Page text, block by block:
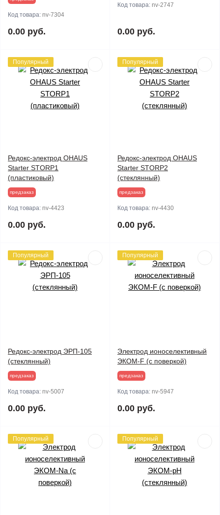
Код товара: nv-7304
0.00 руб.
Код товара: nv-2747
0.00 руб.
Популярный
Редокс-электрод OHAUS
Starter STORP1
(пластиковый)
предзаказ
Код товара: nv-4423
0.00 руб.
Популярный
Редокс-электрод OHAUS
Starter STORP2
(стеклянный)
предзаказ
Код товара: nv-4430
0.00 руб.
Популярный
Редокс-электрод ЭРП-105
(стеклянный)
предзаказ
Код товара: nv-5007
0.00 руб.
Популярный
Электрод ионоселективный
ЭКОМ-F (с поверкой)
предзаказ
Код товара: nv-5947
0.00 руб.
Популярный Популярный